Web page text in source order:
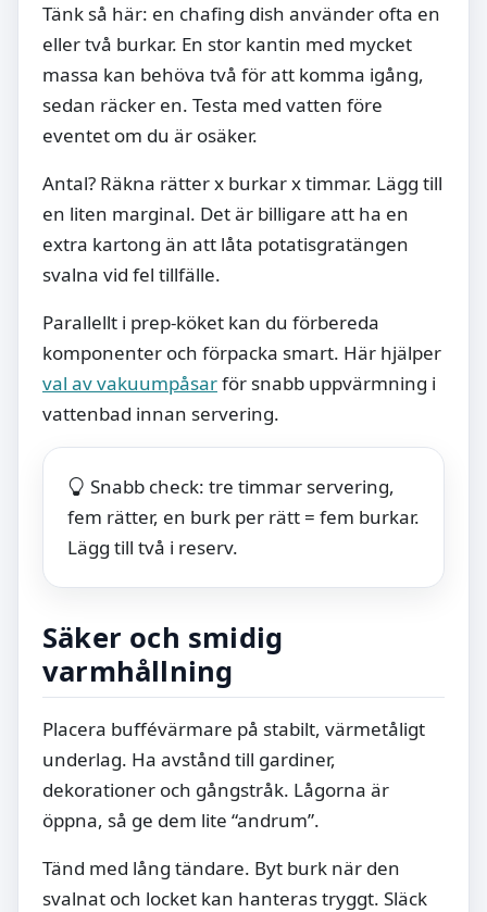
Tänk så här: en chafing dish använder ofta en
eller två burkar. En stor kantin med mycket
massa kan behöva två för att komma igång,
sedan räcker en. Testa med vatten före
eventet om du är osäker.
Antal? Räkna rätter x burkar x timmar. Lägg till
en liten marginal. Det är billigare att ha en
extra kartong än att låta potatisgratängen
svalna vid fel tillfälle.
Parallellt i prep-köket kan du förbereda
komponenter och förpacka smart. Här hjälper
val av vakuumpåsarför snabb uppvärmning i
vattenbad innan servering.
Snabb check: tre timmar servering,
fem rätter, en burk per rätt = fem burkar.
Lägg till två i reserv.
Säker och smidig
varmhållning
Placera buffévärmare på stabilt, värmetåligt
underlag. Ha avstånd till gardiner,
dekorationer och gångstråk. Lågorna är
öppna, så ge dem lite “andrum”.
Tänd med lång tändare. Byt burk när den
svalnat och locket kan hanteras tryggt. Släck